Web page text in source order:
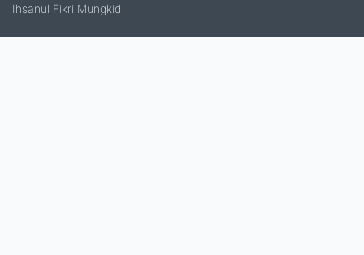
Ihsanul Fikri Mungkid